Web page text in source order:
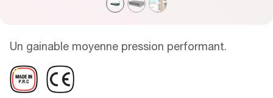
Un gainable moyenne pression performant.